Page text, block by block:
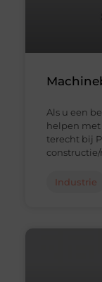
Als u een
helpen
terecht bij
Industrie